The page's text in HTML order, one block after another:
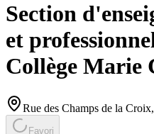
Section
et
Collège Marie
Rue des Champs de la Croix,
Favori